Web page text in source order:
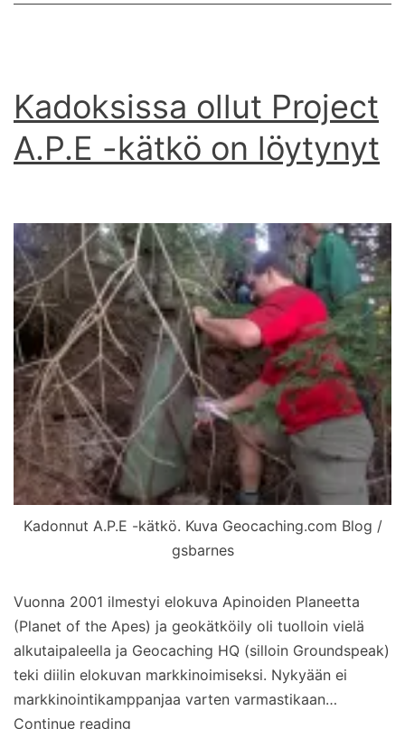
Kadoksissa ollut Project
A.P.E -kätkö on löytynyt
Kadonnut A.P.E -kätkö. Kuva Geocaching.com Blog /
gsbarnes
Vuonna 2001 ilmestyi elokuva Apinoiden Planeetta
(Planet of the Apes) ja geokätköily oli tuolloin vielä
alkutaipaleella ja Geocaching HQ (silloin Groundspeak)
teki diilin elokuvan markkinoimiseksi. Nykyään ei
markkinointikamppanjaa varten varmastikaan…
Continue reading